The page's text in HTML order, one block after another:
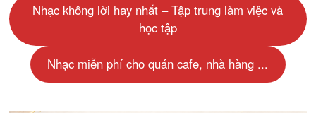
Nhạc không lời hay nhất – Tập trung làm việc và
học tập
Nhạc miễn phí cho quán cafe, nhà hàng ...